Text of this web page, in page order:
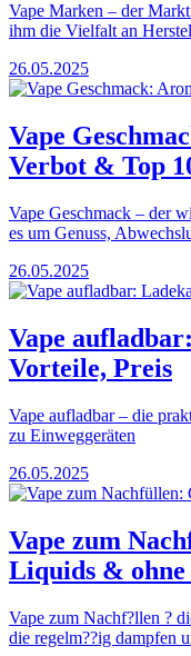
Vape Marken – der
ihm die Vielfalt an
26.05.2025
Vape
Verbot & Top
Vape Geschmack – der
es um Genuss,
26.05.2025
Vape
Vorteile, Preis
Vape aufladbar – die
zu Einweggeräten
26.05.2025
Vape zum
Liquids &
Vape zum Nachf?llen ?
die regelm??ig dampfen